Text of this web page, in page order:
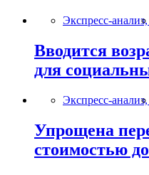
Экспресс-анализ,
Вводится
для
Экспресс-анализ,
Упрощена
стоимостью